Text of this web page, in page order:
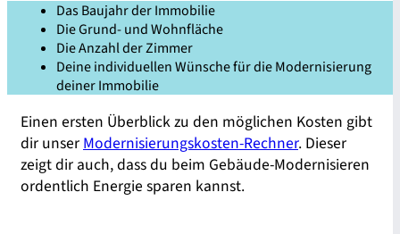
Das Baujahr der Immobilie
Die Grund- und Wohnfläche
Die Anzahl der Zimmer
Deine individuellen Wünsche für die Modernisierung
deiner Immobilie
Einen ersten Überblick zu den möglichen Kosten gibt
dir unser Modernisierungskosten-Rechner. Dieser
zeigt dir auch, dass du beim Gebäude-Modernisieren
ordentlich Energie sparen kannst.